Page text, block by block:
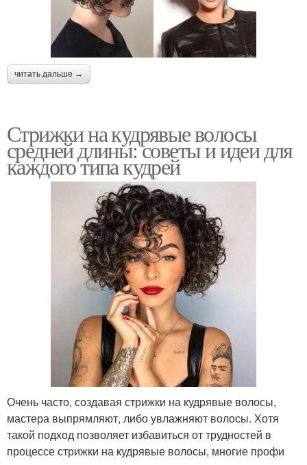
читать дальше →
Стрижки на кудрявые волосы
средней длины: советы и идеи для
каждого типа кудрей
Очень часто, создавая стрижки на кудрявые волосы,
мастера выпрямляют, либо увлажняют волосы. Хотя
такой подход позволяет избавиться от трудностей в
процессе стрижки на кудрявые волосы, многие профи